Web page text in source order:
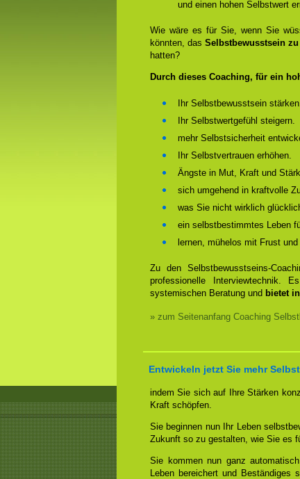
und einen hohen Selbstwert
Wie wäre es für Sie, wenn Sie
könnten, dasSelbstbewusstsein
hatten?
Durch dieses Coaching, für ein
Ihr Selbstbewusstsein
Ihr Selbstwertgefühl steigern.
mehr Selbstsicherheit
Ihr Selbstvertrauen erhöhen.
Ängste in Mut, Kraft und
sich umgehend in kraftvolle
was Sie nicht wirklich
ein selbstbestimmtes Leben
lernen, mühelos mit Frust
Zu den Selbstbewusstseins-
professionelle Interviewtechnik.
systemischen Beratung und bietet
» zum Seitenanfang Coaching
Entwickeln jetzt Sie mehr
indem Sie sich auf Ihre Stärken
Kraft schöpfen.
Sie beginnen nun Ihr Leben
Zukunft so zu gestalten, wie Sie es
Sie kommen nun ganz
Leben bereichert und Beständiges